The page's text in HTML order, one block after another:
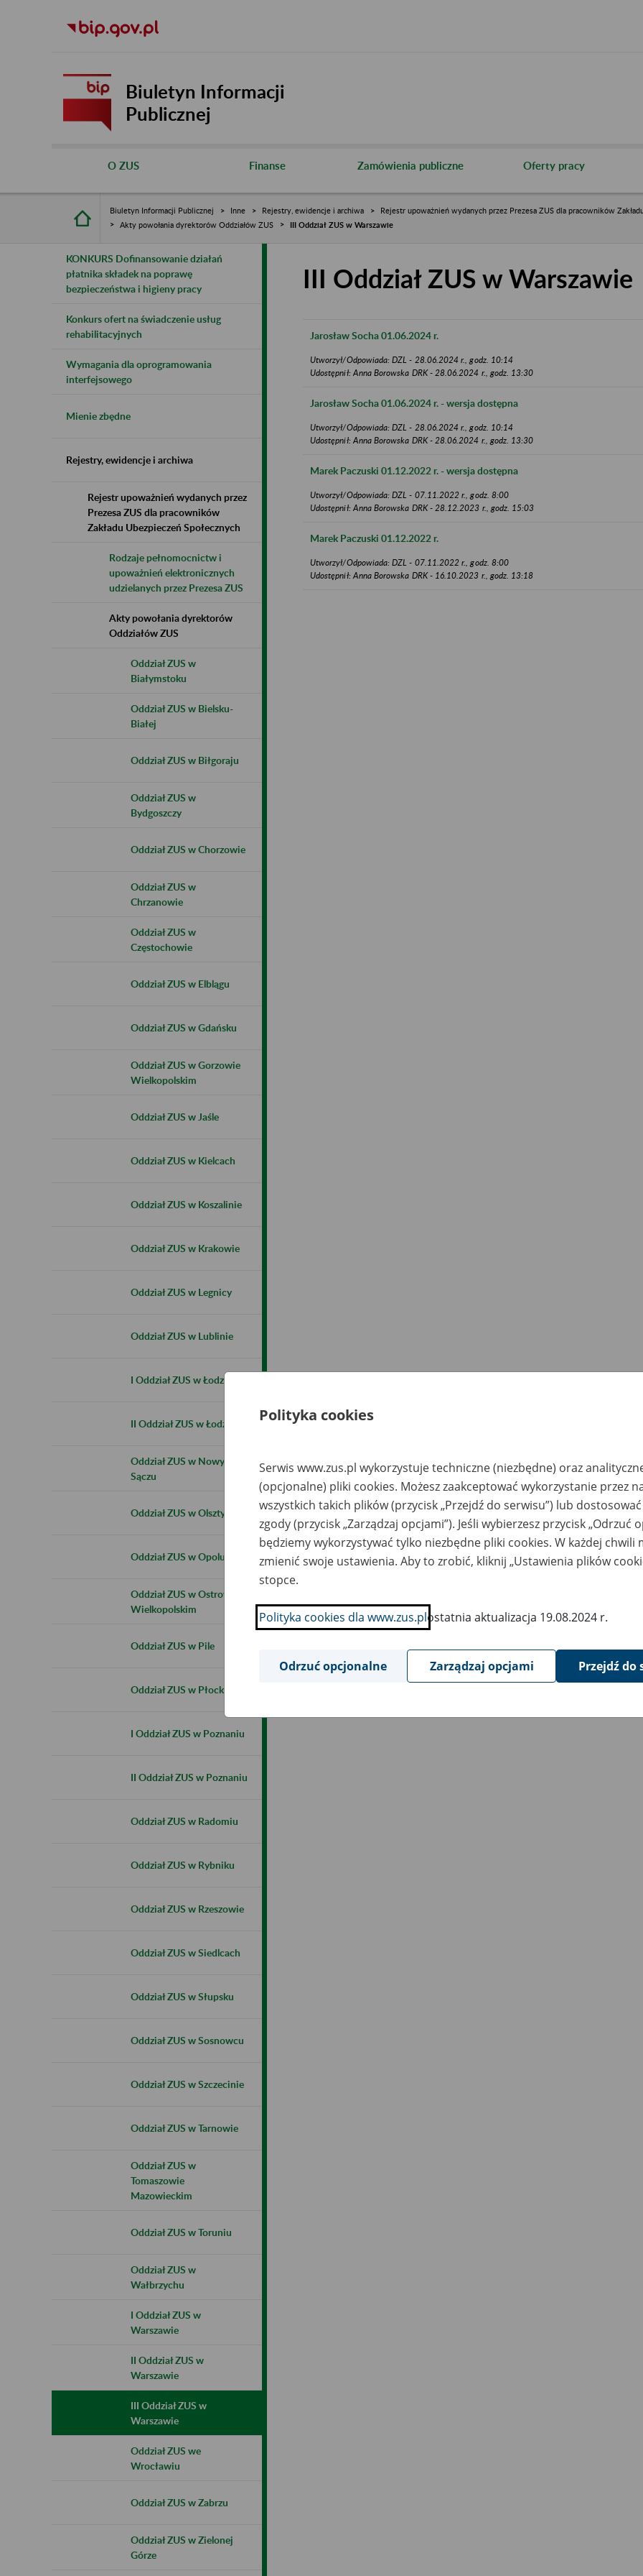
Biuletyn Informacji
Publicznej
O ZUS Finanse Zamówienia publiczne Oferty pracy
Biuletyn Informacji Publicznej Inne Rejestry, ewidencje i archiwa
Rejestr upoważnień wydanych przez Prezesa ZUS dla pracowników
Akty powołania dyrektorów Oddziałów ZUS
III Oddział ZUS w Warszawie
KONKURS Dofinansowanie działań
płatnika składek na poprawę
bezpieczeństwa i higieny pracy
Konkurs ofert na świadczenie usług
rehabilitacyjnych
Wymagania dla oprogramowania
interfejsowego
Mienie zbędne
Rejestry, ewidencje i archiwa
Rejestr upoważnień wydanych przez
Prezesa ZUS dla pracowników
Zakładu Ubezpieczeń Społecznych
Rodzaje pełnomocnictw i
upoważnień elektronicznych
udzielanych przez Prezesa ZUS
Akty powołania dyrektorów
Oddziałów ZUS
Oddział ZUS w
Białymstoku
Oddział ZUS w Bielsku-
Białej
Oddział ZUS w Biłgoraju
Oddział ZUS w
Bydgoszczy
Oddział ZUS w Chorzowie
Oddział ZUS w
Chrzanowie
Oddział ZUS w
Częstochowie
Oddział ZUS w Elblągu
Oddział ZUS w Gdańsku
Oddział ZUS w Gorzowie
Wielkopolskim
Oddział ZUS w Jaśle
Oddział ZUS w Kielcach
Oddział ZUS w Koszalinie
Oddział ZUS w Krakowie
Oddział ZUS w Legnicy
Oddział ZUS w Lublinie
I Oddział ZUS w Łodzi
II Oddział ZUS w Łodzi
Oddział ZUS w Nowym
Sączu
Oddział ZUS w Olsztynie
Oddział ZUS w Opolu
Oddział ZUS w Ostrowie
Wielkopolskim
Oddział ZUS w Pile
Oddział ZUS w Płocku
I Oddział ZUS w Poznaniu
II Oddział ZUS w Poznaniu
Oddział ZUS w Radomiu
Oddział ZUS w Rybniku
Oddział ZUS w Rzeszowie
Oddział ZUS w Siedlcach
Oddział ZUS w Słupsku
Oddział ZUS w Sosnowcu
Oddział ZUS w Szczecinie
Oddział ZUS w Tarnowie
Oddział ZUS w
Tomaszowie
Mazowieckim
Oddział ZUS w Toruniu
Oddział ZUS w
Wałbrzychu
I Oddział ZUS w
Warszawie
II Oddział ZUS w
Warszawie
III Oddział ZUS w
Warszawie
Oddział ZUS we
Wrocławiu
Oddział ZUS w Zabrzu
Oddział ZUS w Zielonej
Górze
III Oddział ZUS w Warszawie
Jarosław Socha 01.06.2024 r.
Utworzył/Odpowiada: DZL - 28.06.2024 r., godz. 10:14
Udostępnił: Anna Borowska DRK - 28.06.2024 r., godz. 13:30
Jarosław Socha 01.06.2024 r. - wersja dostępna
Utworzył/Odpowiada: DZL - 28.06.2024 r., godz. 10:14
Udostępnił: Anna Borowska DRK - 28.06.2024 r., godz. 13:30
Marek Paczuski 01.12.2022 r. - wersja dostępna
Utworzył/Odpowiada: DZL - 07.11.2022 r., godz. 8:00
Udostępnił: Anna Borowska DRK - 28.12.2023 r., godz. 15:03
Marek Paczuski 01.12.2022 r.
Utworzył/Odpowiada: DZL - 07.11.2022 r., godz. 8:00
Udostępnił: Anna Borowska DRK - 16.10.2023 r., godz. 13:18
Polityka cookies
Serwis www.zus.pl wykorzystuje techniczne (niezbędne) oraz
(opcjonalne) pliki cookies. Możesz zaakceptować wykorzystanie przez
wszystkich takich plików (przycisk „Przejdź do serwisu”) lub
zgody (przycisk „Zarządzaj opcjami”). Jeśli wybierzesz przycisk „Odrzuć
będziemy wykorzystywać tylko niezbędne pliki cookies. W każdej chwili
zmienić swoje ustawienia. Aby to zrobić, kliknij „Ustawienia plików
stopce.
Polityka cookies dla www.zus.plostatnia aktualizacja 19.08.2024 r.
Odrzuć opcjonalne Zarządzaj opcjami Przejdź do